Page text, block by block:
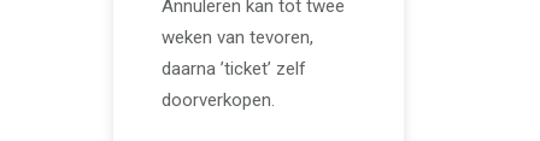
Annuleren kan tot twee
weken van tevoren,
daarna ’ticket’ zelf
doorverkopen.